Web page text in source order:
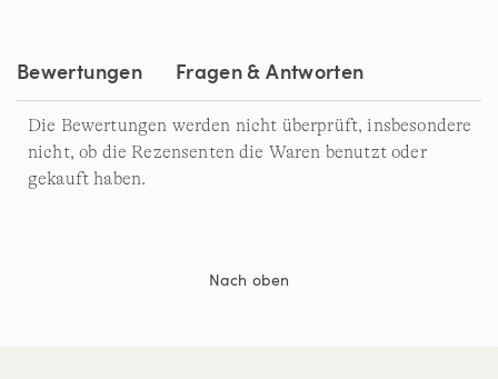
Bewertungen Fragen & Antworten
Die Bewertungen werden nicht überprüft, insbesondere
nicht, ob die Rezensenten die Waren benutzt oder
gekauft haben.
Nach oben